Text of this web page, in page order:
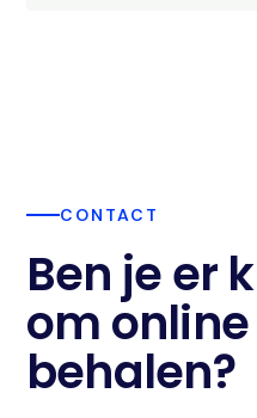
CONTACT
Ben je er
om
behalen?